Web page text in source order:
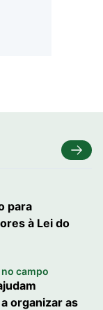
para
à Lei do
campo
organizar as